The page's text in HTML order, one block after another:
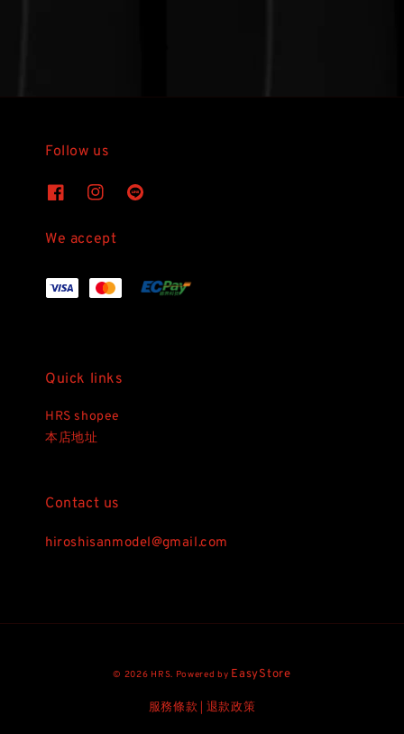
Follow us
We accept
Quick links
HRS shopee
本店地址
Contact us
hiroshisanmodel@gmail.com
© 2026 HRS. Powered by EasyStore
服務條款 退款政策